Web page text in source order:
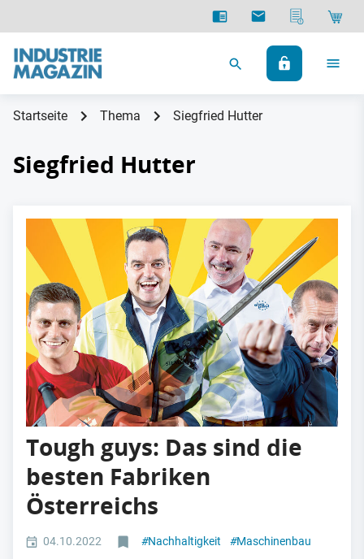
Startseite Thema Siegfried Hutter
Siegfried Hutter
Tough guys: Das sind die
besten Fabriken
Österreichs
04.10.2022 #Nachhaltigkeit #Maschinenbau